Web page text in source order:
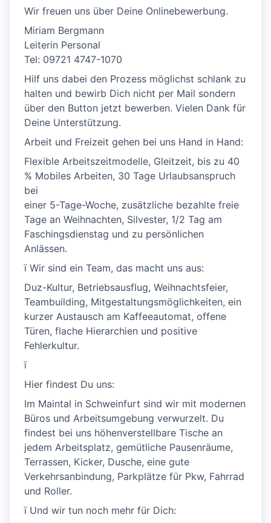
Wir freuen uns über Deine Onlinebewerbung.
Miriam Bergmann
Leiterin Personal
Tel: 09721 4747-1070
Hilf uns dabei den Prozess möglichst schlank zu
halten und bewirb Dich nicht per Mail sondern
über den Button jetzt bewerben. Vielen Dank für
Deine Unterstützung.
Arbeit und Freizeit gehen bei uns Hand in Hand:
Flexible Arbeitszeitmodelle, Gleitzeit, bis zu 40
% Mobiles Arbeiten, 30 Tage Urlaubsanspruch
bei
einer 5-Tage-Woche, zusätzliche bezahlte freie
Tage an Weihnachten, Silvester, 1/2 Tag am
Faschingsdienstag und zu persönlichen
Anlässen.
ï Wir sind ein Team, das macht uns aus:
Duz-Kultur, Betriebsausflug, Weihnachtsfeier,
Teambuilding, Mitgestaltungsmöglichkeiten, ein
kurzer Austausch am Kaffeeautomat, offene
Türen, flache Hierarchien und positive
Fehlerkultur.
ï
Hier findest Du uns:
Im Maintal in Schweinfurt sind wir mit modernen
Büros und Arbeitsumgebung verwurzelt. Du
findest bei uns höhenverstellbare Tische an
jedem Arbeitsplatz, gemütliche Pausenräume,
Terrassen, Kicker, Dusche, eine gute
Verkehrsanbindung, Parkplätze für Pkw, Fahrrad
und Roller.
ï Und wir tun noch mehr für Dich: